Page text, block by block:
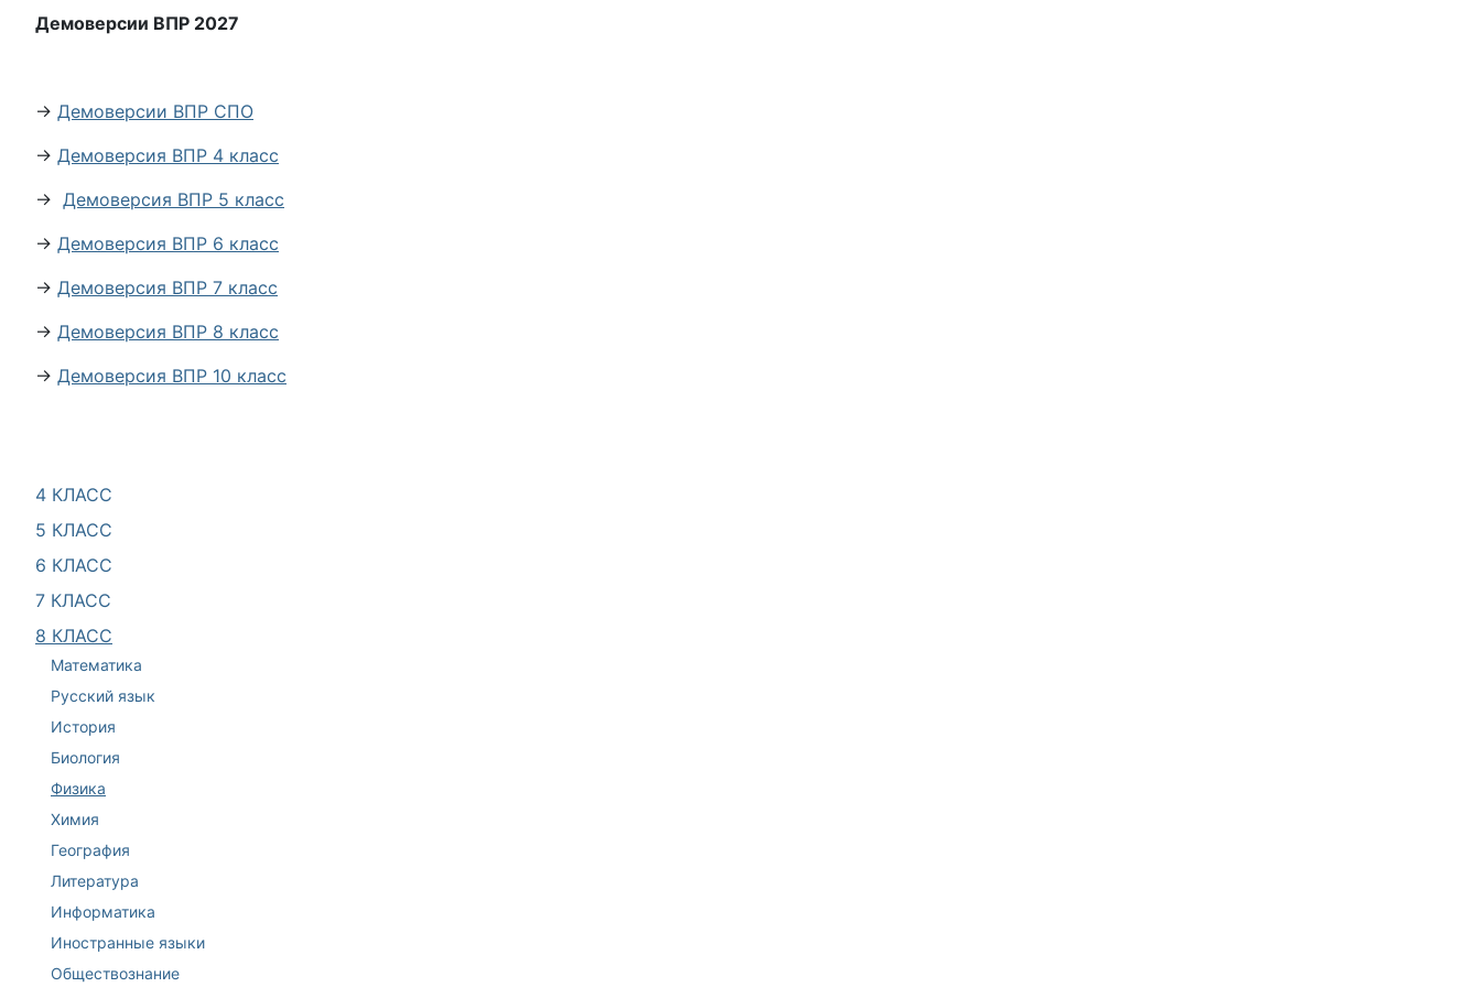
4 КЛАСС
5 КЛАСС
6 КЛАСС
7 КЛАСС
8 КЛАСС
Математика
Русский язык
История
Биология
Физика
Химия
География
Литература
Информатика
Иностранные языки
Обществознание
Демоверсии ВПР 2027
→ Демоверсии ВПР СПО
→ Демоверсия ВПР 4 класс
→ Демоверсия ВПР 5 класс
→ Демоверсия ВПР 6 класс
→ Демоверсия ВПР 7 класс
→ Демоверсия ВПР 8 класс
→ Демоверсия ВПР 10 класс